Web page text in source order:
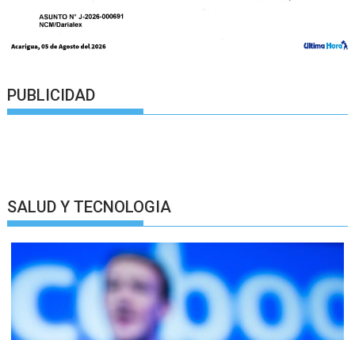
PUBLICIDAD
SALUD Y TECNOLOGIA